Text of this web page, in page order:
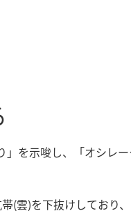
を示唆し、「オシレ
(雲)を下抜けしており